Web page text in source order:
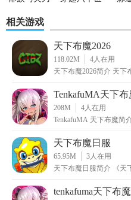
相关游戏
天下布魔2026
118.02M 4人在用
天下布魔
TenkafuMA天下布
208M 4人在用
天下布魔日服
65.95M 3人在用
天下布
tenkafuma天下布